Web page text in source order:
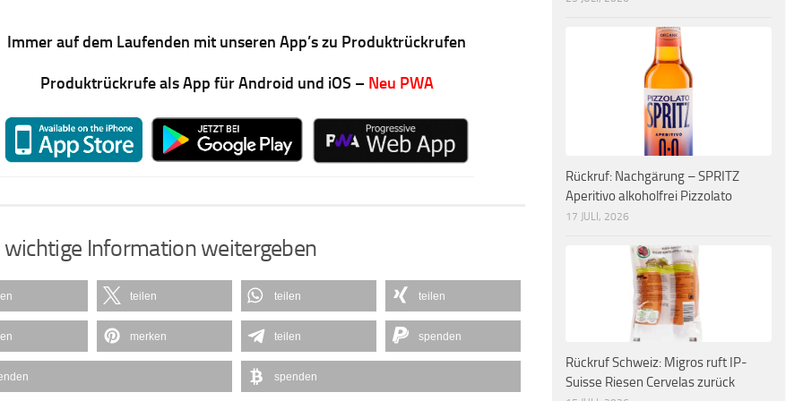
Immer auf dem Laufenden mit unseren App’s zu Produktrückrufen
Produktrückrufe als App für Android und iOS – Neu PWA
wichtige Information weitergeben
teilen teilen teilen
merken teilen spenden
spenden
Rückruf: Nachgärung – SPRITZ
Aperitivo alkoholfrei Pizzolato
17 JULI, 2026
Rückruf Schweiz: Migros ruft IP-
Suisse Riesen Cervelas zurück